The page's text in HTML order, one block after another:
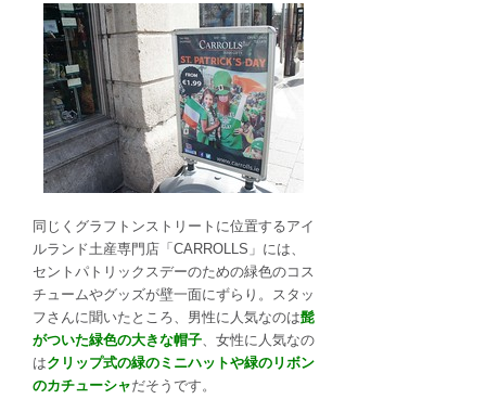
同じくグラフトンストリートに位置するアイ
ルランド土産専門店「CARROLLS」には、
セントパトリックスデーのための緑色のコス
チュームやグッズが壁一面にずらり。スタッ
フさんに聞いたところ、男性に人気なのは髭
がついた緑色の大きな帽子 、女性に人気なの
はクリップ式の緑のミニハットや緑のリボン
のカチューシャだそうです。